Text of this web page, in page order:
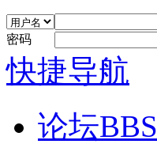
密码
快捷导航
论坛BBS